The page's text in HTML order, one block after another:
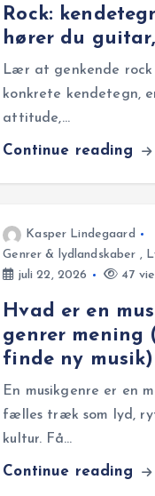
Rock:
hører du
Lær at genkende
konkrete kendetegn,
attitude,…
Continue reading
Kasper Lindegaard
Genrer & lydlandskaber ,
juli 22, 2026
47
Hvad er en
genrer mening
finde ny musik)
En musikgenre er en
fælles træk som lyd,
kultur. Få…
Continue reading